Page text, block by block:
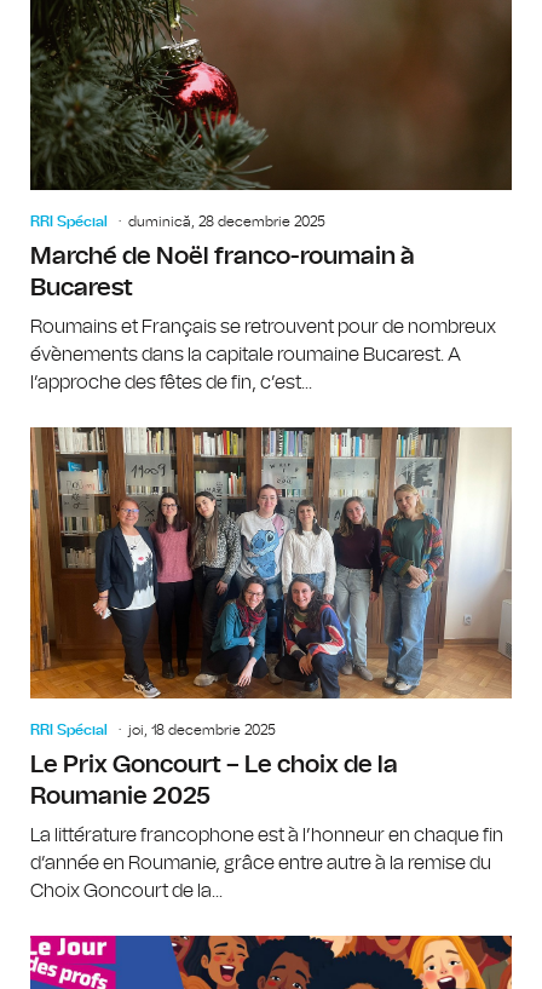
RRI Spécial duminică, 28 decembrie 2025
Marché de Noël franco-roumain à
Bucarest
Roumains et Français se retrouvent pour de nombreux
évènements dans la capitale roumaine Bucarest. A
l’approche des fêtes de fin, c’est...
RRI Spécial joi, 18 decembrie 2025
Le Prix Goncourt – Le choix de la
Roumanie 2025
La littérature francophone est à l’honneur en chaque fin
d’année en Roumanie, grâce entre autre à la remise du
Choix Goncourt de la...